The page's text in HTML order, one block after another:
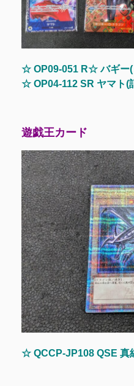
☆ OP09-051 R☆ バギー(
☆ OP04-112 SR ヤマト(
遊戯王カード
☆ QCCP-JP108 QSE 真